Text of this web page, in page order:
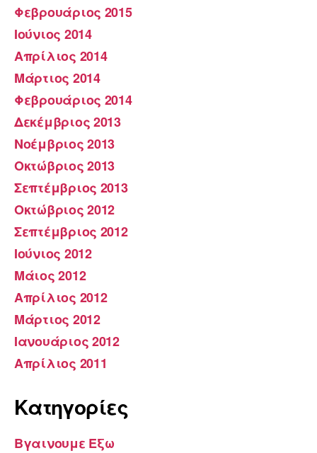
Φεβρουάριος 2015
Ιούνιος 2014
Απρίλιος 2014
Μάρτιος 2014
Φεβρουάριος 2014
Δεκέμβριος 2013
Νοέμβριος 2013
Οκτώβριος 2013
Σεπτέμβριος 2013
Οκτώβριος 2012
Σεπτέμβριος 2012
Ιούνιος 2012
Μάιος 2012
Απρίλιος 2012
Μάρτιος 2012
Ιανουάριος 2012
Απρίλιος 2011
Kατηγορίες
Βγαινουμε Εξω